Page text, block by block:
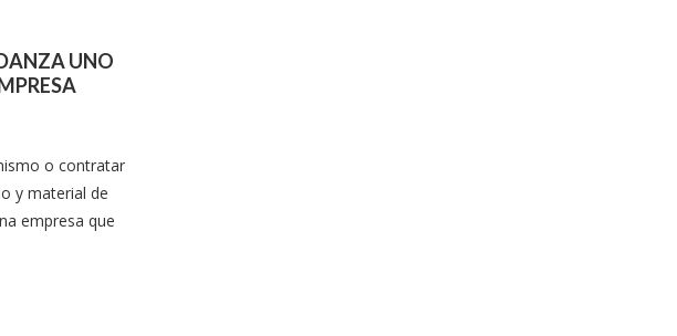
UNO
o contratar
y material de
empresa que